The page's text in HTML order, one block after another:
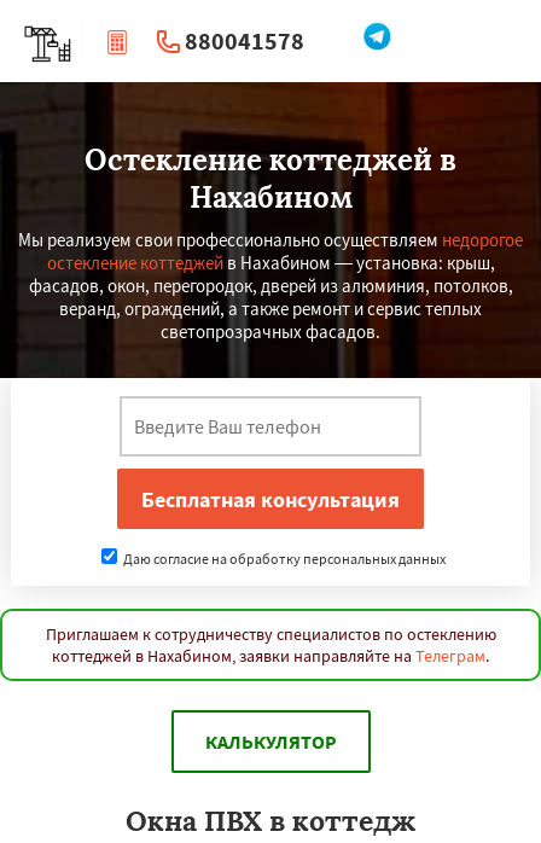
880041578
| Перезвоните мне
Остекление коттеджей в
Нахабином
Мы реализуем свои профессионально осуществляем недорогое
остекление коттеджейв Нахабином — установка: крыш,
фасадов, окон, перегородок, дверей из алюминия, потолков,
веранд, ограждений, а также ремонт и сервис теплых
светопрозрачных фасадов.
Даю согласие на обработку персональных данных
Приглашаем к сотрудничеству специалистов по остеклению
коттеджей в Нахабином, заявки направляйте на Телеграм.
КАЛЬКУЛЯТОР
Окна ПВХ в коттедж